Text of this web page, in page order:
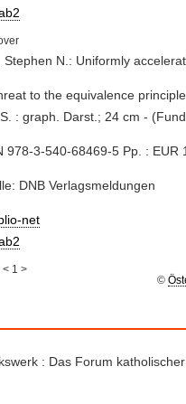
Stephen N.: Uniformly
to the equivalence
: graph. Darst.; 24 cm -
978-3-540-68469-5 Pp. :
DNB Verlagsmeldungen
net
< 1 >
©
: Das Forum